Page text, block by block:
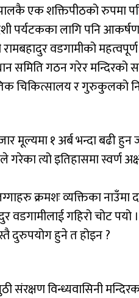
एक शक्तिपीठको रुपमा
पर्यटकका लागि पनि
वडगामीको
समिति गठन गरेर
चिकित्सालय र गुरुकुलको
मूल्यमा १ अर्ब भन्दा बढी हुन
गरेका त्यो इतिहासमा
क्रमशः व्यक्तिका नाउँमा
वडगामीलाई गहिरो चोट
दुरुपयोग हुने त होइन ?
संरक्षण विन्ध्यवासिनी